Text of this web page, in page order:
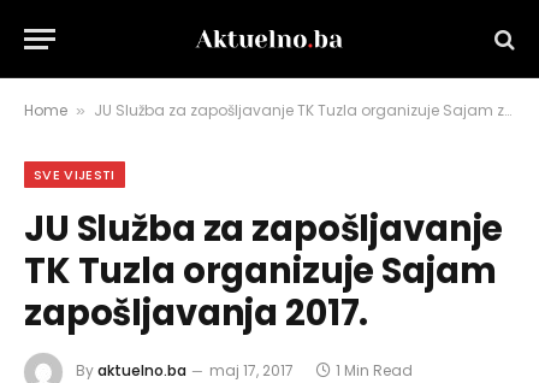
Home » JU Služba za zapošljavanje TK Tuzla organizuje Sajam zapošljavanja 2017.
SVE VIJESTI
JU Služba za zapošljavanje
TK Tuzla organizuje Sajam
zapošljavanja 2017.
Byaktuelno.ba maj 17, 2017 1 Min Read